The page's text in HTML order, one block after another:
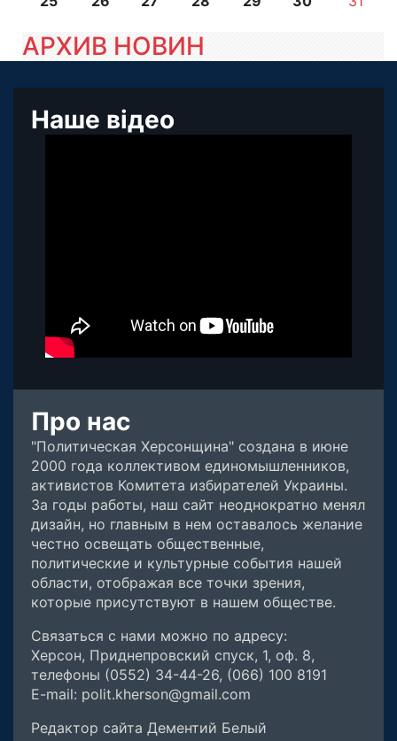
АРХИВ НОВИН
Наше відео
Про нас
"Политическая Херсонщина" создана в июне
2000 года коллективом единомышленников,
активистов Комитета избирателей Украины.
За годы работы, наш сайт неоднократно менял
дизайн, но главным в нем оставалось желание
честно освещать общественные,
политические и культурные события нашей
области, отображая все точки зрения,
которые присутствуют в нашем обществе.
Связаться с нами можно по адресу:
Херсон, Приднепровский спуск, 1, оф. 8,
телефоны (0552) 34-44-26, (066) 100 8191
E-mail: polit.kherson@gmail.com
Редактор сайта Дементий Белый